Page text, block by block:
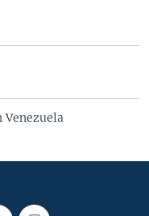
Venezuela